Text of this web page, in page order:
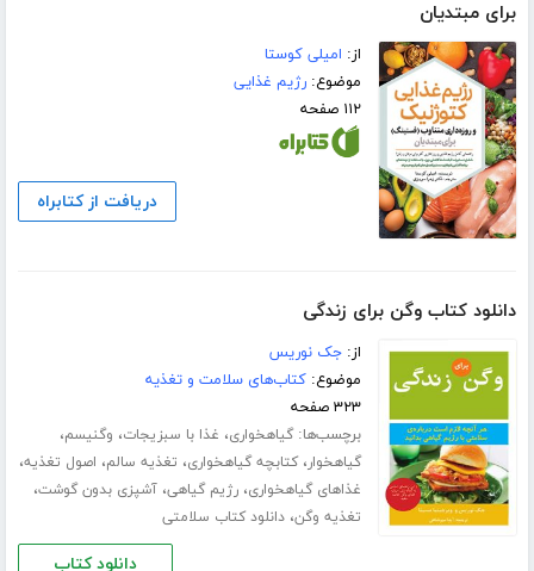
برای مبتدیان
از: امیلی کوستا
موضوع:رژیم غذایی
۱۱۲ صفحه
دریافت از کتابراه
دانلود کتاب وگن برای زندگی
از:جک نوریس
موضوع:کتاب‌های سلامت و تغذیه
۳۲۳ صفحه
برچسب‌ها:گیاهخواری، غذا با سبزیجات، وگنیسم،
گیاهخوار،کتابچه گیاهخواری، تغذیه سالم، اصول تغذیه،
غذاهای گیاهخواری،رژیم گیاهی،آشپزی بدون گوشت،
تغذیه وگن،دانلود کتاب سلامتی
دانلود کتاب